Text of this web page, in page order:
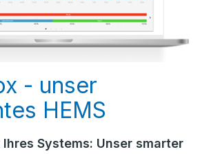
- unser
HEMS
Systems: Unser smarter